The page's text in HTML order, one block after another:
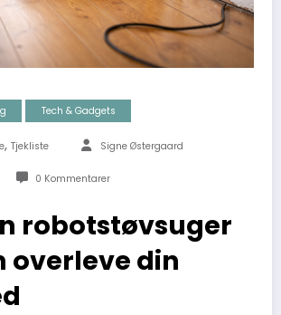
Tech & Gadgets
, Tjekliste Signe Østergaard
0 Kommentarer
robotstøvsuger
overleve din